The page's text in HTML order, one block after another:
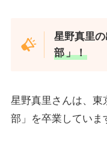
星野真里
部」！
星野真里さんは、東
部」を卒業していま